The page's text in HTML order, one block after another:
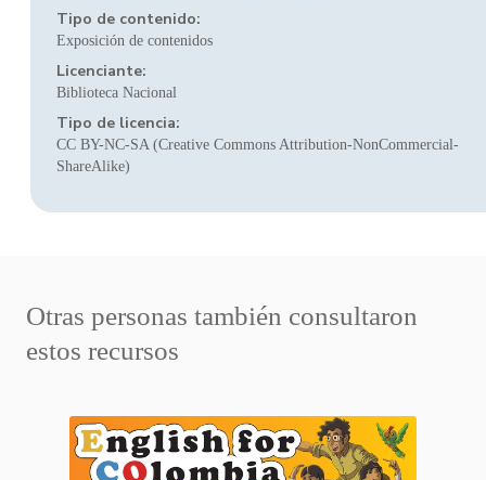
Tipo de contenido:
Exposición de contenidos
Licenciante:
Biblioteca Nacional
Tipo de licencia:
CC BY-NC-SA (Creative Commons Attribution-NonCommercial-
ShareAlike)
Otras personas también consultaron
estos recursos